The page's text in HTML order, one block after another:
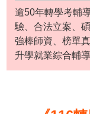
逾50年轉學考輔
驗、合法立案、
強棒師資、榜單真
升學就業綜合輔導